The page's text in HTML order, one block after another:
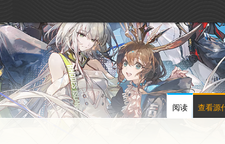
阅读 查看源